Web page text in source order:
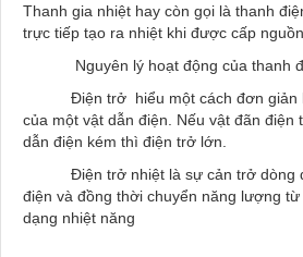
Thanh gia nhiệt hay còn gọi là thanh
trực tiếp tạo ra nhiệt khi được cấp nguồn
Nguyên lý hoạt động của thanh
Điện trở hiểu một cách đơn giản là
của một vật dẫn điện. Nếu vật đãn điện
dẫn điện kém thì điện trở lớn.
Điện trở nhiệt là sự cản trở dòng
điện và đồng thời chuyển năng lượng
dạng nhiệt năng